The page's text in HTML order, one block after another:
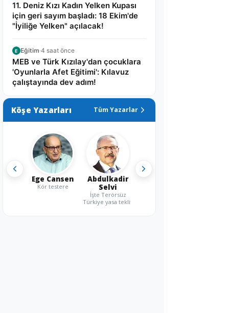
11. Deniz Kızı Kadın Yelken Kupası
için geri sayım başladı: 18 Ekim'de
"İyiliğe Yelken" açılacak!
E Eğitim·4 saat önce
MEB ve Türk Kızılay'dan çocuklara
'Oyunlarla Afet Eğitimi': Kılavuz
çalıştayında dev adım!
Köşe Yazarları Tüm Yazarlar
Ege Cansen
Kör testere
Abdulkadir
Selvi
İşte Terörsüz
Türkiye yasa teklifi